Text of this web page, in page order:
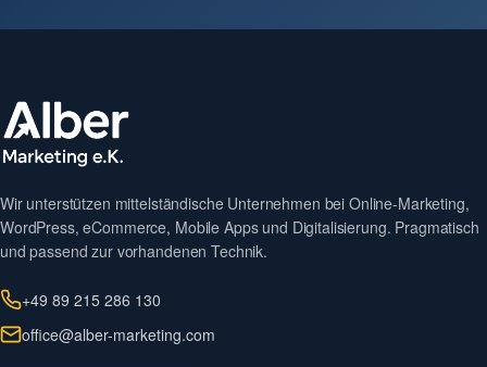
Wir unterstützen mittelständische Unternehmen bei Online-Marketing,
WordPress, eCommerce, Mobile Apps und Digitalisierung. Pragmatisch
und passend zur vorhandenen Technik.
+49 89 215 286 130
office@alber-marketing.com